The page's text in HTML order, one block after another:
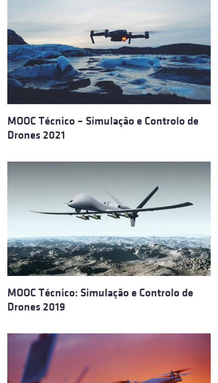
MOOC Técnico – Simulação e Controlo de
Drones 2021
MOOC Técnico: Simulação e Controlo de
Drones 2019